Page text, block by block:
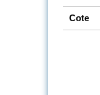
Cote